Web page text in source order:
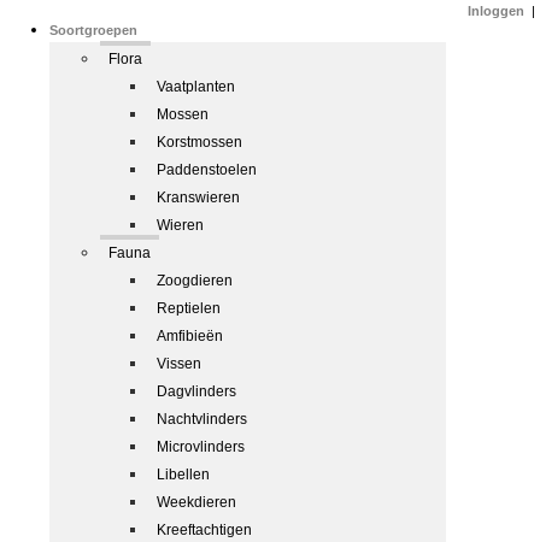
Soortgroepen
Flora
Vaatplanten
Mossen
Korstmossen
Paddenstoelen
Kranswieren
Wieren
Fauna
Zoogdieren
Reptielen
Amfibieën
Vissen
Dagvlinders
Nachtvlinders
Microvlinders
Libellen
Weekdieren
Kreeftachtigen
Inloggen |